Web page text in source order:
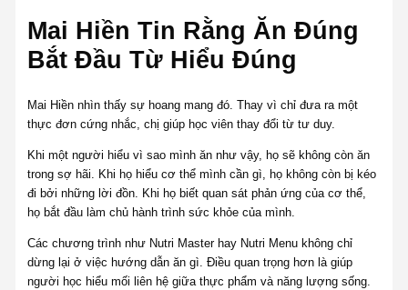
Mai Hiền Tin Rằng Ăn Đúng
Bắt Đầu Từ Hiểu Đúng
Mai Hiền nhìn thấy sự hoang mang đó. Thay vì chỉ đưa ra một
thực đơn cứng nhắc, chị giúp học viên thay đổi từ tư duy.
Khi một người hiểu vì sao mình ăn như vậy, họ sẽ không còn ăn
trong sợ hãi. Khi họ hiểu cơ thể mình cần gì, họ không còn bị kéo
đi bởi những lời đồn. Khi họ biết quan sát phản ứng của cơ thể,
họ bắt đầu làm chủ hành trình sức khỏe của mình.
Các chương trình như Nutri Master hay Nutri Menu không chỉ
dừng lại ở việc hướng dẫn ăn gì. Điều quan trọng hơn là giúp
người học hiểu mối liên hệ giữa thực phẩm và năng lượng sống.